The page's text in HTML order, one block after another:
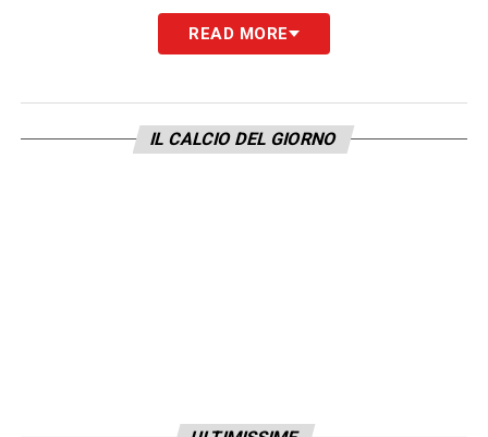
vuole il Napoli. Resta solo da superare
l’ultimo ostacolo – l’intesa economica –
Il pallino, a questo punto, è tutto nelle mani
della società azzurra.
READ MORE
IL CALCIO DEL GIORNO